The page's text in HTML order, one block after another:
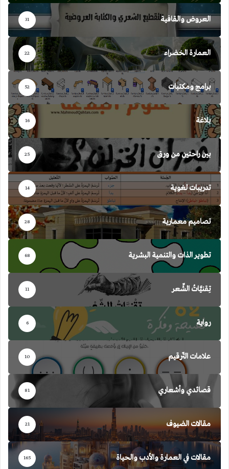
العروض والقافية 31
العمارة الخضراء 22
برامج ومكتبات 52
بلاغة 16
بين راحتين من ورق 25
تدريبات لغوية 14
تصاميم معمارية 28
تطوير الذات والتنمية البشرية 68
تِقنيَّاتُ الشِّعر 11
رواية 6
علامات التّرقيم 10
قصائدي وأشعاري 81
مقالات الضيوف 21
مقالات في العمارة والأدب والحياة 165